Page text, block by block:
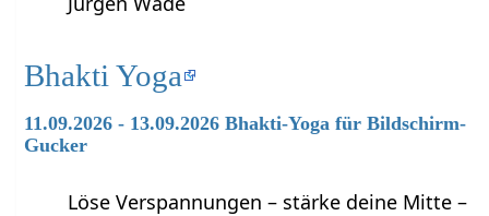
Bhakti Yoga
11.09.2026 - 13.09.2026 Bhakti-Yoga für Bildschirm-
Gucker
Löse Verspannungen – stärke deine Mitte –